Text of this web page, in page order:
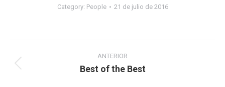
Category: People 21 de julio de 2016
navigation
ANTERIOR
Previous
Best of the Best